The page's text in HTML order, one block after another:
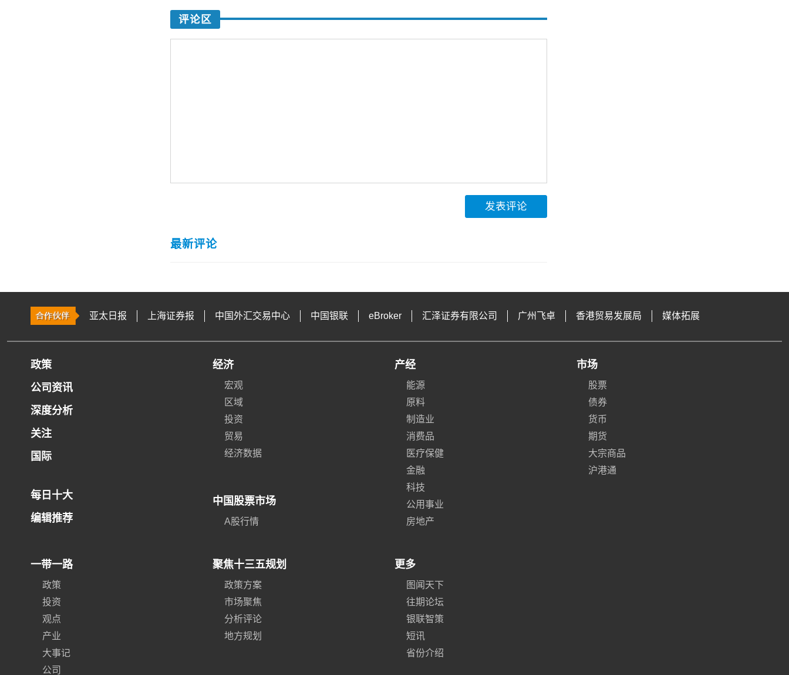
评论区
发表评论
最新评论
亚太日报 上海证券报 中国外汇交易中心 中国银联 eBroker 汇泽证券有限公司 广州飞卓 香港贸易发展局 媒体拓展
政策
公司资讯
深度分析
关注
国际
每日十大
编辑推荐
经济
宏观
区域
投资
贸易
经济数据
中国股票市场
A股行情
产经
能源
原料
制造业
消费品
医疗保健
金融
科技
公用事业
房地产
市场
股票
债券
货币
期货
大宗商品
沪港通
一带一路
政策
投资
观点
产业
大事记
公司
聚焦十三五规划
政策方案
市场聚焦
分析评论
地方规划
更多
图闻天下
往期论坛
银联智策
短讯
省份介绍